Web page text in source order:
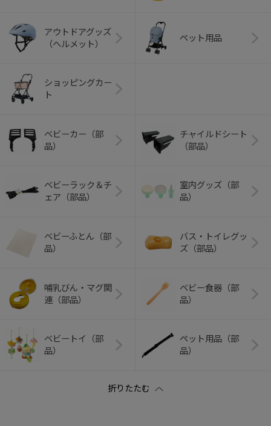
アウトドアグッズ
（ヘルメット）
ペット用品
ショッピングカー
ト
ベビーカー（部
品）
チャイルドシート
（部品）
ベビーラック＆チ
ェア（部品）
室内グッズ（部
品）
ベビーふとん（部
品）
バス・トイレグッ
ズ（部品）
哺乳びん・マグ関
連（部品）
ベビー食器（部
品）
ベビートイ（部
品）
ペット用品（部
品）